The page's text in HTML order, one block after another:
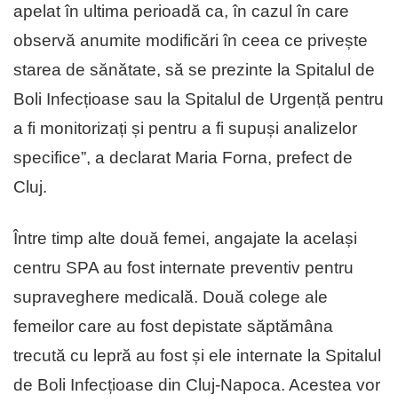
apelat în ultima perioadă ca, în cazul în care
observă anumite modificări în ceea ce privește
starea de sănătate, să se prezinte la Spitalul de
Boli Infecțioase sau la Spitalul de Urgență pentru
a fi monitorizați și pentru a fi supuși analizelor
specifice”, a declarat Maria Forna, prefect de
Cluj.
Între timp alte două femei, angajate la același
centru SPA au fost internate preventiv pentru
supraveghere medicală. Două colege ale
femeilor care au fost depistate săptămâna
trecută cu lepră au fost și ele internate la Spitalul
de Boli Infecțioase din Cluj-Napoca. Acestea vor